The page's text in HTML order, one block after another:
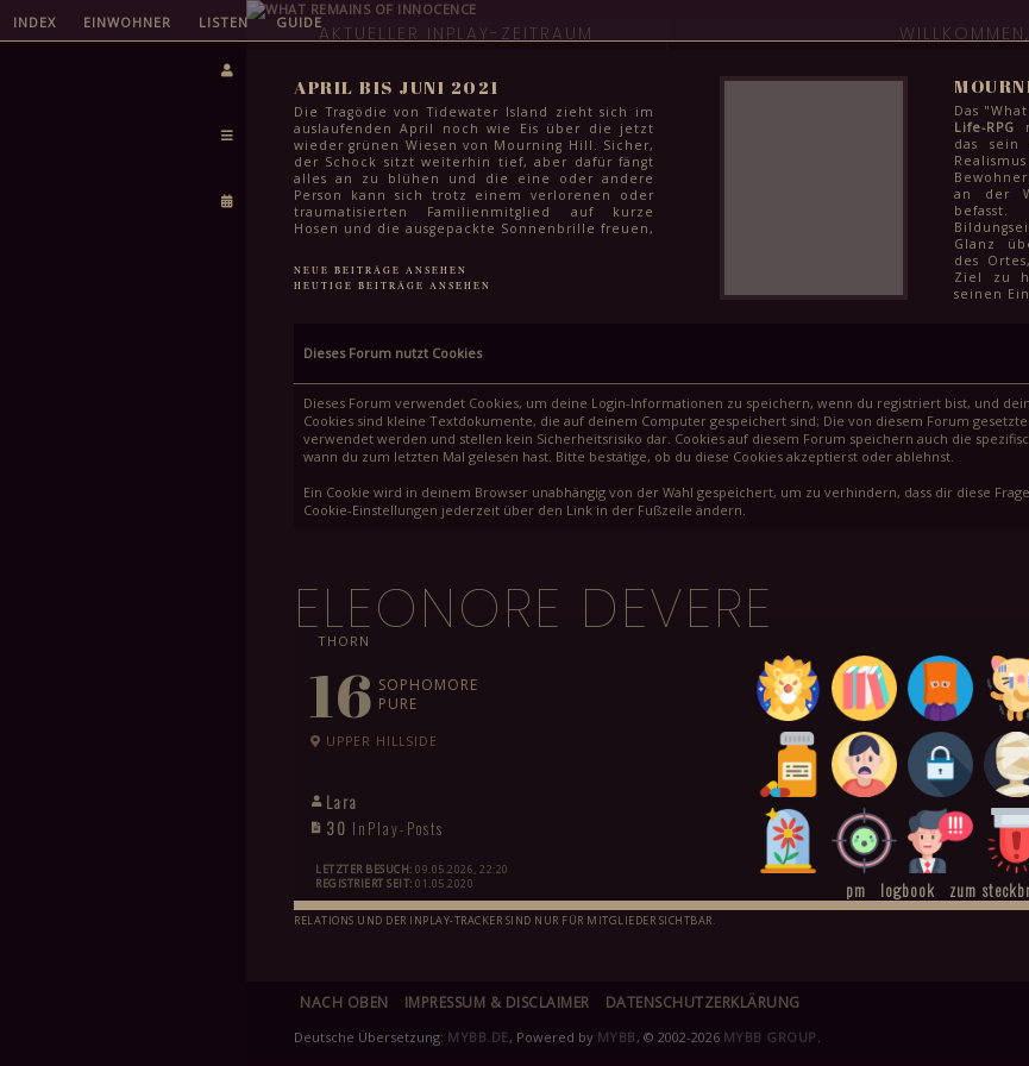
INDEX EINWOHNER LISTEN GUIDEAKTUELLER INPLAY-ZEITRAUM
APRIL BIS JUNI 2021
Die Tragödie von Tidewater Island zieht sich im
auslaufenden April noch wie Eis über die jetzt
wieder grünen Wiesen von Mourning Hill. Sicher,
der Schock sitzt weiterhin tief, aber dafür fängt
alles an zu blühen und die eine oder andere
Person kann sich trotz einem verlorenen oder
traumatisierten Familienmitglied auf kurze
Hosen und die ausgepackte Sonnenbrille freuen,
kühl ist. Das Leben geht weiter und für die
meisten steht in den kommenden Monaten
der Stadt auch das endgültige Finale ihrer
Schullaufbahn. Spätestens Mitte Juni kann aber
Feiern in lauen Frühsommernächsten steht
höchstens noch die Frage im Weg, wie schnell
man eine weitere stadtweite Tragödie vergessen
kann.
NEUE BEITRÄGE ANSEHEN
HEUTIGE BEITRÄGE ANSEHEN
Das
Life-RPG
das sein
an der
Glanz
des
Ziel zu
seinen
Dieses Forum nutzt Cookies
Dieses Forum verwendet Cookies, um deine Login-Informationen zu speichern, wenn du registriert bist, und
Cookies sind kleine Textdokumente, die auf deinem Computer gespeichert sind; Die von diesem Forum
verwendet werden und stellen kein Sicherheitsrisiko dar. Cookies auf diesem Forum speichern auch die
wann du zum letzten Mal gelesen hast. Bitte bestätige, ob du diese Cookies akzeptierst oder ablehnst.
Ein Cookie wird in deinem Browser unabhängig von der Wahl gespeichert, um zu verhindern, dass dir diese
Cookie-Einstellungen jederzeit über den Link in der Fußzeile ändern.
ELEONORE DEVERE
THORN
16 SOPHOMORE
PURE
UPPER HILLSIDE
Lara
30 InPlay-Posts
LETZTER BESUCH: 09.05.2026, 22:20
REGISTRIERT SEIT: 01.05.2020 pm logbook zum
RELATIONS UND DER INPLAY-TRACKER SIND NUR FÜR MITGLIEDER SICHTBAR.
NACH OBEN IMPRESSUM & DISCLAIMER DATENSCHUTZERKLÄRUNG
Deutsche Übersetzung: MYBB.DE, Powered by MYBB , © 2002-2026 MYBB GROUP .